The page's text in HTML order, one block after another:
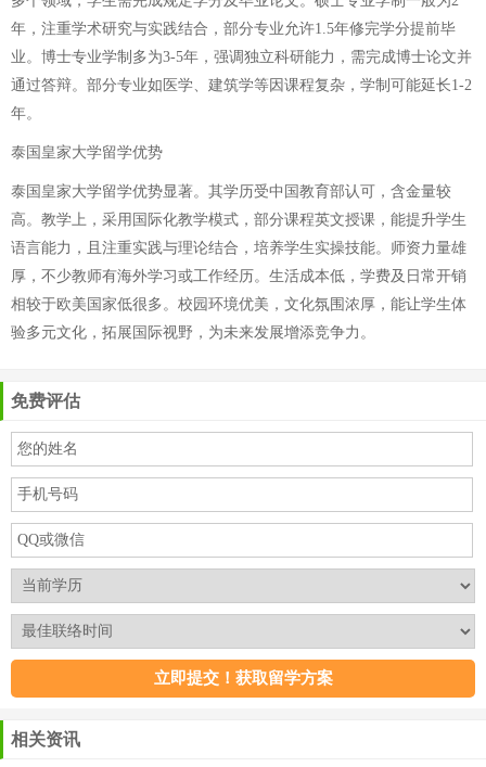
年，注重学术研究与实践结合，部分专业允许1.5年修完学分提前毕
业。博士专业学制多为3-5年，强调独立科研能力，需完成博士论文并
通过答辩。部分专业如医学、建筑学等因课程复杂，学制可能延长1-2
年。
泰国皇家大学留学优势
泰国皇家大学留学优势显著。其学历受中国教育部认可，含金量较
高。教学上，采用国际化教学模式，部分课程英文授课，能提升学生
语言能力，且注重实践与理论结合，培养学生实操技能。师资力量雄
厚，不少教师有海外学习或工作经历。生活成本低，学费及日常开销
相较于欧美国家低很多。校园环境优美，文化氛围浓厚，能让学生体
验多元文化，拓展国际视野，为未来发展增添竞争力。
免费评估
相关资讯